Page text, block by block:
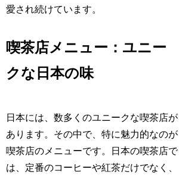
愛され続けています。
喫茶店メニュー：ユニー
クな日本の味
日本には、数多くのユニークな喫茶店が
あります。その中で、特に魅力的なのが
喫茶店のメニューです。日本の喫茶店で
は、定番のコーヒーや紅茶だけでなく、